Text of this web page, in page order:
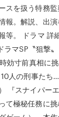
スを扱う特務
報。解説、出
等。 ドラマ 詳
マSP〝狙撃
効寸前真相に
人の刑事たち
『スナイパーエ
て極秘任務に